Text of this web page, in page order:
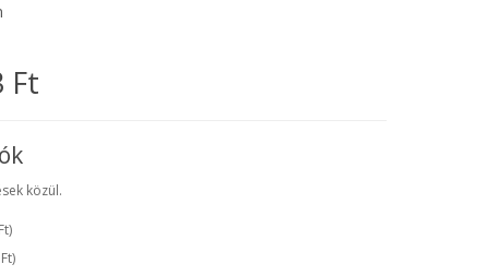
Ft
közül.
)
)